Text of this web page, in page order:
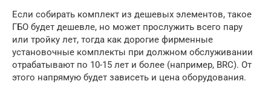
Если собирать комплект из дешевых элементов, такое
ГБО будет дешевле, но может прослужить всего пару
или тройку лет, тогда как дорогие фирменные
установочные комплекты при должном обслуживании
отрабатывают по 10-15 лет и более (например, BRC). От
этого напрямую будет зависеть и цена оборудования.